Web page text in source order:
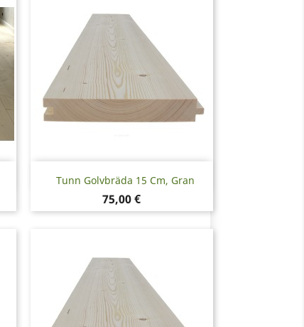
Tunn Golvbräda 15 Cm, Gran
Pris
75,00 €
Snabbvy